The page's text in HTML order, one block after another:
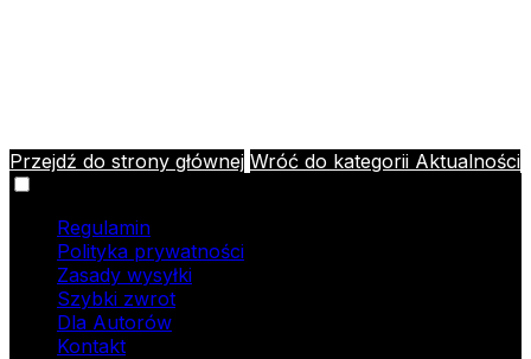
Przejdź do strony głównej Wróć do kategorii Aktualności
Regulamin
Polityka prywatności
Zasady wysyłki
Szybki zwrot
Dla Autorów
Kontakt